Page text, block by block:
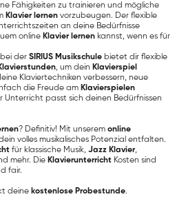
Fähigkeiten zu trainieren und mögliche
Klavier lernen vorzubeugen. Der flexible
an deine Bedürfnisse
online Klavier lernen kannst, wenn es für
bei derSIRIUS Musikschule bietet dir flexible
, um dein Klavierspiel
Klaviertechniken verbessern, neue
die Freude am Klavierspielen
passt sich deinen Bedürfnissen
? Definitiv! Mit unseremonline
volles musikalisches Potenzial entfalten.
für klassische Musik,Jazz Klavier,
mehr. Die Klavierunterricht Kosten sind
fair.
deine kostenlose Probestunde.